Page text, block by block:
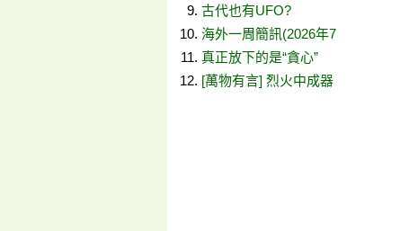
古代也有UFO?
海外一周簡訊(2026年7
真正放下的是“貪心”
[萬物有言] 烈火中成器